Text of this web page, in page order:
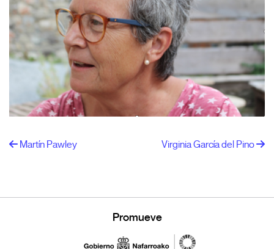
Martín Pawley Virginia García del Pino
Promueve